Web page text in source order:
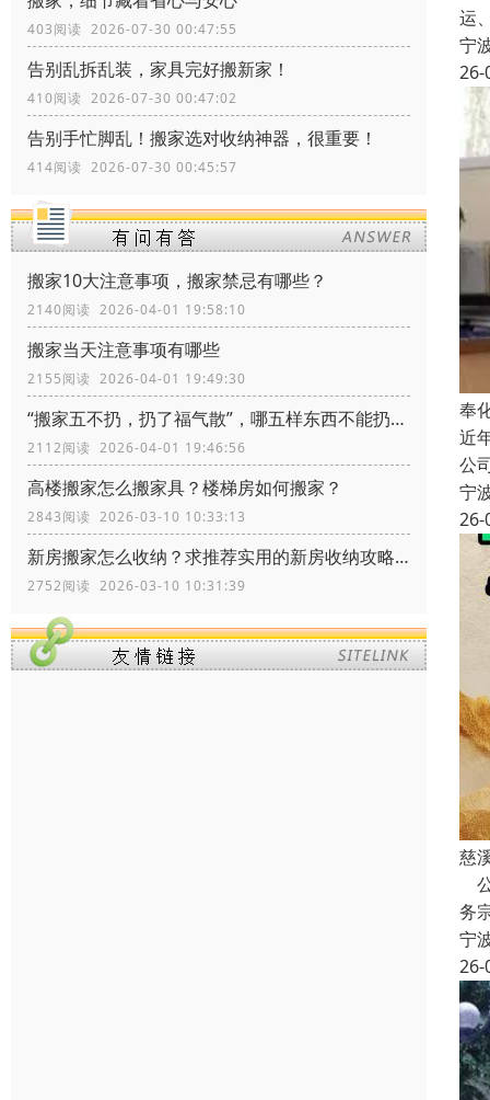
403阅读 2026-07-30 00:47:55
告别乱拆乱装，家具完好搬新家！
410阅读 2026-07-30 00:47:02
告别手忙脚乱！搬家选对收纳神器，很重要！
414阅读 2026-07-30 00:45:57
搬家10大注意事项，搬家禁忌有哪些？
2140阅读 2026-04-01 19:58:10
搬家当天注意事项有哪些
2155阅读 2026-04-01 19:49:30
“搬家五不扔，扔了福气散”，哪五样东西不能扔？留着有什么价值
2112阅读 2026-04-01 19:46:56
高楼搬家怎么搬家具？楼梯房如何搬家？
2843阅读 2026-03-10 10:33:13
新房搬家怎么收纳？求推荐实用的新房收纳攻略！
2752阅读 2026-03-10 10:31:39
运
宁
26-
奉
近
公
宁
26-
慈
务
宁
26-